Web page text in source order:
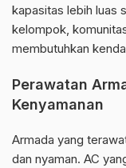
kapasitas lebih luas
kelompok,
membutuhkan
Perawatan
Kenyamanan
Armada yang
dan nyaman. AC